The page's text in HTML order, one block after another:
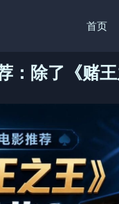
首页
：除了《赌